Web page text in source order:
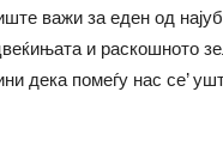
важи за еден од
и раскошното
дека помеѓу нас се’